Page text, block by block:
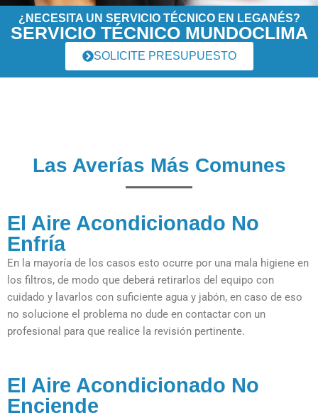
¿NECESITA UN SERVICIO TÉCNICO EN LEGANÉS?
SERVICIO TÉCNICO MUNDOCLIMA
SOLICITE PRESUPUESTO
Las Averías Más Comunes
El Aire Acondicionado No
Enfría
En la mayoría de los casos esto ocurre por una mala higiene en
los filtros, de modo que deberá retirarlos del equipo con
cuidado y lavarlos con suficiente agua y jabón, en caso de eso
no solucione el problema no dude en contactar con un
profesional para que realice la revisión pertinente.
El Aire Acondicionado No
Enciende